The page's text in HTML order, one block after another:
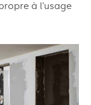
à l’usage